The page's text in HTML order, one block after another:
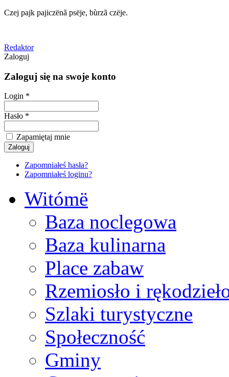
Czej pajk pajiczënã psëje, bùrzã czëje.
Redaktor
Zaloguj
Zaloguj się na swoje konto
Login *
Hasło *
Zapamiętaj mnie
Zapomniałeś hasła?
Zapomniałeś loginu?
Witómë
Baza noclegowa
Baza kulinarna
Place zabaw
Rzemiosło i
Szlaki turystyczne
Społeczność
Gminy